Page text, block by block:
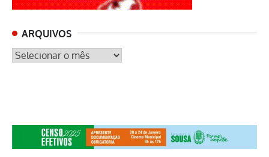
ARQUIVOS
ARQUIVOS